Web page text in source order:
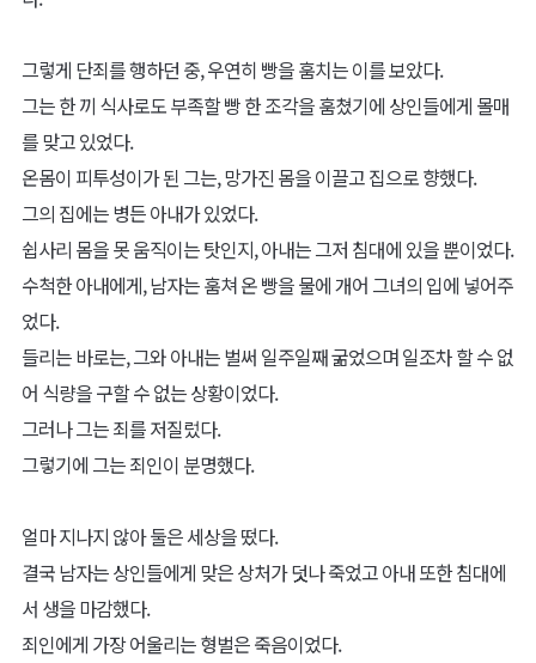
그렇게 단죄를 행하던 중, 우연히 빵을 훔치는 이를 보았다.
그는 한 끼 식사로도 부족할 빵 한 조각을 훔쳤기에 상인들에게 몰매
를 맞고 있었다.
온몸이 피투성이가 된 그는, 망가진 몸을 이끌고 집으로 향했다.
그의 집에는 병든 아내가 있었다.
쉽사리 몸을 못 움직이는 탓인지, 아내는 그저 침대에 있을 뿐이었다.
수척한 아내에게, 남자는 훔쳐 온 빵을 물에 개어 그녀의 입에 넣어주
었다.
들리는 바로는, 그와 아내는 벌써 일주일째 굶었으며 일조차 할 수 없
어 식량을 구할 수 없는 상황이었다.
그러나 그는 죄를 저질렀다.
그렇기에 그는 죄인이 분명했다.
얼마 지나지 않아 둘은 세상을 떴다.
결국 남자는 상인들에게 맞은 상처가 덧나 죽었고 아내 또한 침대에
서 생을 마감했다.
죄인에게 가장 어울리는 형벌은 죽음이었다.